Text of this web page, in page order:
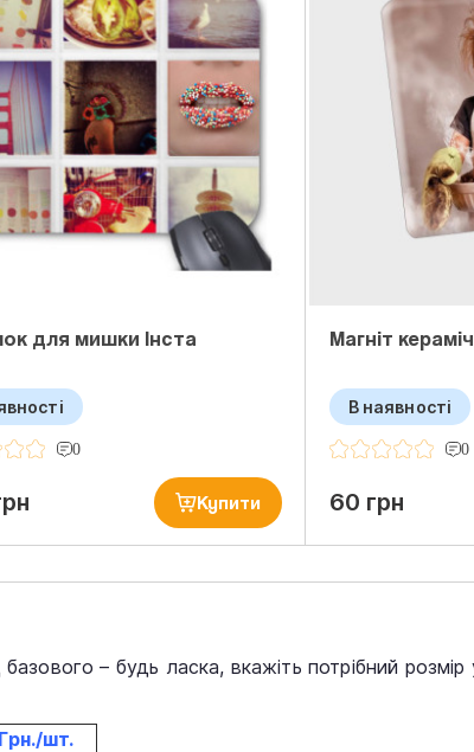
для мишки Інста
0
Купити
Магніт
В наявності
0
60 грн
– будь ласка, вкажіть потрібний розмір
Грн./шт.